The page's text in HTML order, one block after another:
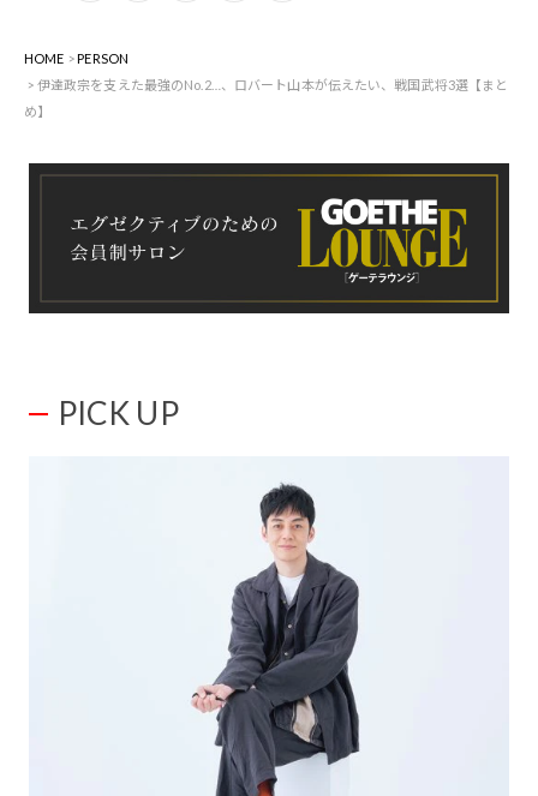
HOME
PERSON
伊達政宗を支えた最強のNo.2…、ロバート山本が伝えたい、戦国武将3選【まと
め】
PICK UP